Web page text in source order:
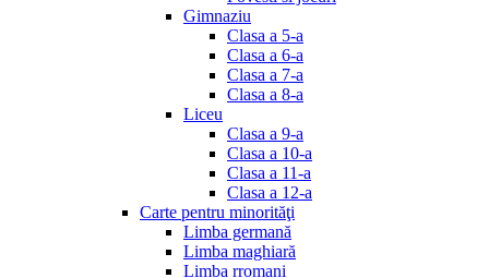
Gimnaziu
Clasa a 5-a
Clasa a 6-a
Clasa a 7-a
Clasa a 8-a
Liceu
Clasa a 9-a
Clasa a 10-a
Clasa a 11-a
Clasa a 12-a
Carte pentru minorităţi
Limba germană
Limba maghiară
Limba rromani